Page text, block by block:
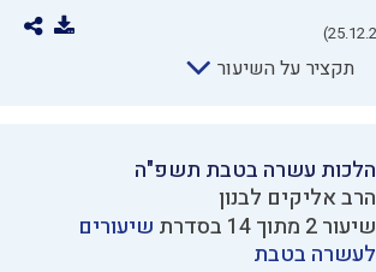
תקציר על השיעור
הלכות עשרה בטבת תשפ"ה
הרב אליקים לבנון
שיעור 2 מתוך 14 בסדרת
שיעורים
לעשרה בטבת